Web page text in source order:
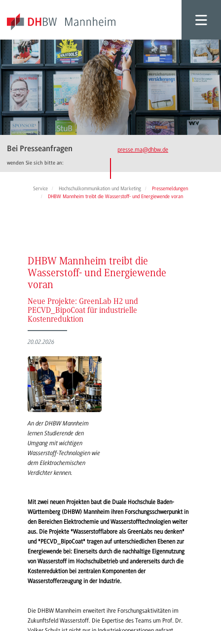
Bei Presseanfragen
wenden Sie sich bitte an:
presse.ma@dhbw.de
Service Hochschulkommunikation und Marketing
Pressemeldungen
DHBW Mannheim treibt die Wasserstoff- und Energiewende voran
DHBW Mannheim treibt die
Wasserstoff- und Energiewende
voran
Neue Projekte: GreenLab H2 und
PECVD_BipoCoat für industrielle
Kostenreduktion
20.02.2026
An der DHBW Mannheim
lernen Studierende den
Umgang mit wichtigen
Wasserstoff-Technologien wie
dem Elektrochemischen
Verdichter kennen.
Mit zwei neuen Projekten baut die Duale Hochschule Baden-
Württemberg (DHBW) Mannheim ihren Forschungsschwerpunkt in
den Bereichen Elektrochemie und Wasserstofftechnologien weiter
aus. Die Projekte "Wasserstofflabore als GreenLabs neu denken"
und "PECVD_BipoCoat" tragen auf unterschiedlichen Ebenen zur
Energiewende bei: Einerseits durch die nachhaltige Eigennutzung
von Wasserstoff im Hochschulbetrieb und andererseits durch die
Kostenreduktion bei zentralen Komponenten der
Wasserstofferzeugung in der Industrie.
Die DHBW Mannheim erweitert ihre Forschungsaktivitäten im
Zukunftsfeld Wasserstoff. Die Expertise des Teams um Prof. Dr.